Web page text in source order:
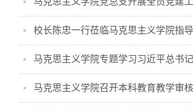
校长陈忠一行莅临马克思主义学院指
马克思主义学院专题学习习近平总书
马克思主义学院召开本科教育教学审